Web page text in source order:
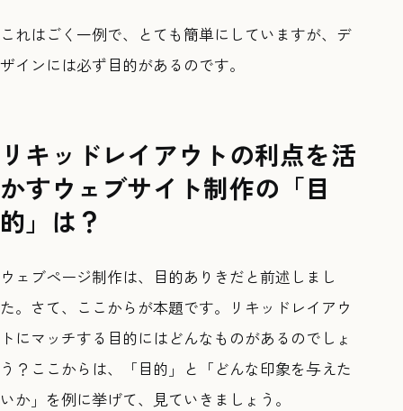
これはごく一例で、とても簡単にしていますが、デ
ザインには必ず目的があるのです。
リキッドレイアウトの利点を活
かすウェブサイト制作の「目
的」は？
ウェブページ制作は、目的ありきだと前述しまし
た。さて、ここからが本題です。リキッドレイアウ
トにマッチする目的にはどんなものがあるのでしょ
う？ここからは、「目的」と「どんな印象を与えた
いか」を例に挙げて、見ていきましょう。